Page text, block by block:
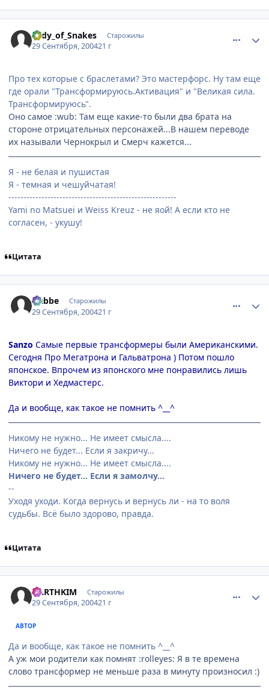
Lady_of_Snakes Старожилы
29 Сентября, 200421 г
Про тех которые с браслетами? Это мастерфорс. Ну там еще
где орали "Трансформируюсь.Активация" и "Великая сила.
Трансформируюсь".
Оно самое :wub: Там еще какие-то были два брата на
стороне отрицательных персонажей...В нашем переводе
их называли Чернокрыл и Смерч кажется...
Я - не белая и пушистая
Я - темная и чешуйчатая!
--------------------------------------------------------
Yami no Matsuei и Weiss Kreuz - не яой! А если кто не
согласен, - укушу!
Цитата
Nabbe Старожилы
29 Сентября, 200421 г
Sanzo Самые первые трансформеры были Американскими.
Сегодня Про Мегатрона и Гальватрона ) Потом пошло
японское. Впрочем из японского мне понравились лишь
Виктори и Хедмастерс.
Да и вообще, как такое не помнить ^__^
Никому не нужно... Не имеет смысла....
Ничего не будет... Если я закричу...
Никому не нужно... Не имеет смысла....
Ничего не будет... Если я замолчу...
--
Уходя уходи. Когда вернусь и вернусь ли - на то воля
судьбы. Всё было здорово, правда.
Цитата
DARTHKIM Старожилы
29 Сентября, 200421 г
АВТОР
Да и вообще, как такое не помнить ^__^
А уж мои родители как помнят :rolleyes: Я в те времена
слово трансформер не меньше раза в минуту произносил :)